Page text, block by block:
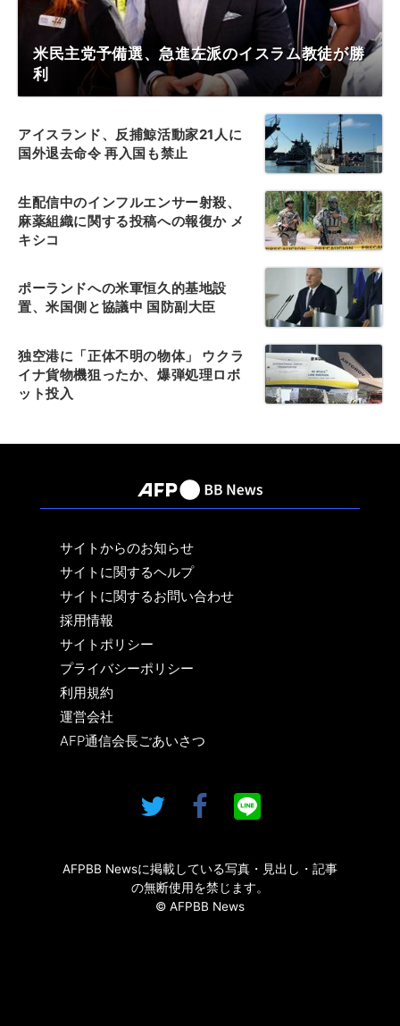
米民主党予備選、急進左派のイスラム教徒が勝
利
アイスランド、反捕鯨活動家21人に
国外退去命令 再入国も禁止
生配信中のインフルエンサー射殺、
麻薬組織に関する投稿への報復か メ
キシコ
ポーランドへの米軍恒久的基地設
置、米国側と協議中 国防副大臣
独空港に「正体不明の物体」 ウクラ
イナ貨物機狙ったか、爆弾処理ロボ
ット投入
サイトからのお知らせ
サイトに関するヘルプ
サイトに関するお問い合わせ
採用情報
サイトポリシー
プライバシーポリシー
利用規約
運営会社
AFP通信会長ごあいさつ
AFPBB Newsに掲載している写真・見出し・記事
の無断使用を禁じます。
© AFPBB News